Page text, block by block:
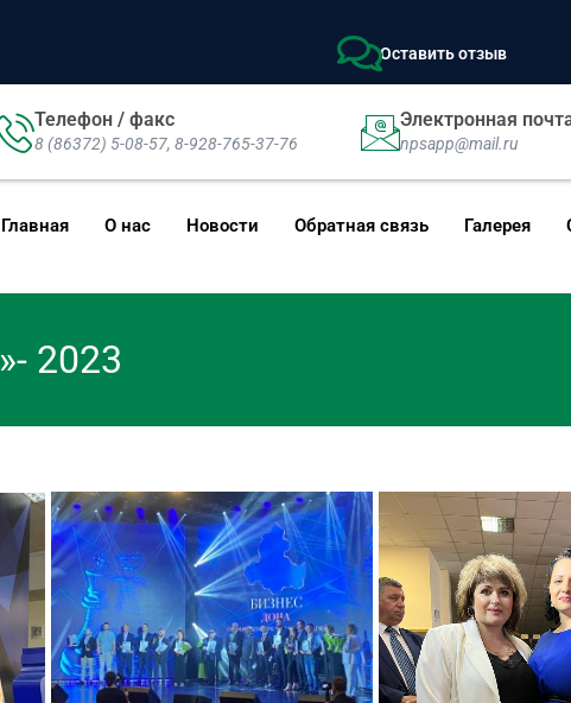
Оставить отзыв
Телефон / факс
8 (86372) 5-08-57, 8-928-765-37-76
Электронная
npsapp@mail.ru
Главная О нас Новости Обратная связь Галерея
2023